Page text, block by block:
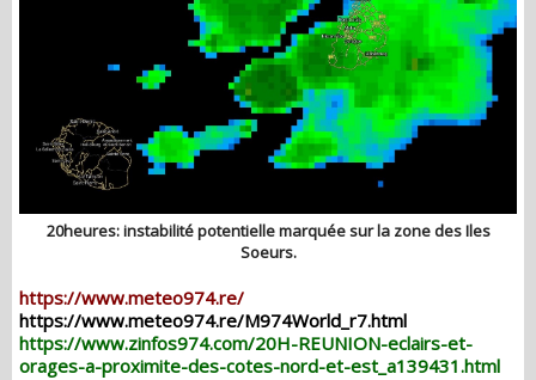
20heures: instabilité potentielle marquée sur la zone des Iles
Soeurs.
https://www.meteo974.re/
https://www.meteo974.re/M974World_r7.html
https://www.zinfos974.com/20H-REUNION-eclairs-et-
orages-a-proximite-des-cotes-nord-et-est_a139431.html